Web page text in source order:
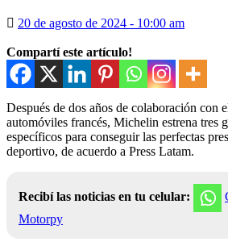
20 de agosto de 2024 - 10:00 am
Compartí este artículo!
Después de dos años de colaboración con
automóviles francés, Michelin estrena tres
específicos para conseguir las perfectas
deportivo, de acuerdo a Press Latam.
Recibí las noticias en tu celular:
Motorpy